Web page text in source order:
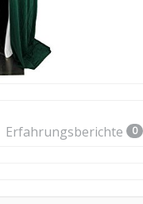
Erfahrungsberichte 0